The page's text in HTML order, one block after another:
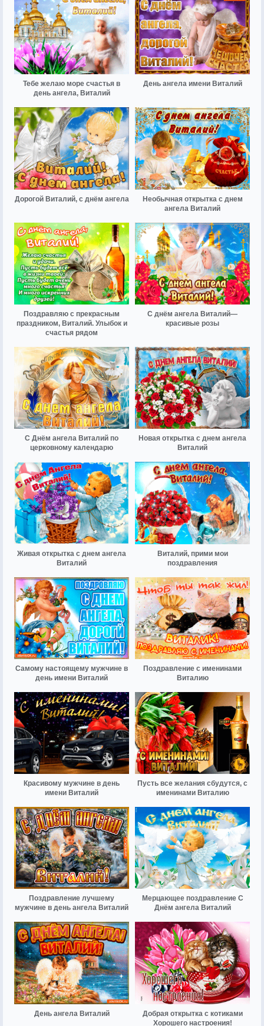
Тебе желаю море счастья в
день ангела, Виталий
День ангела имени Виталий
Дорогой Виталий, с днём ангела
Необычная открытка с днем
ангела Виталий
Поздравляю с прекрасным
праздником, Виталий. Улыбок и
счастья рядом
С днём ангела Виталий—
красивые розы
С Днём ангела Виталий по
церковному календарю
Новая открытка с днем ангела
Виталий
Живая открытка с днем ангела
Виталий
Виталий, прими мои
поздравления
Самому настоящему мужчине в
день имени Виталий
Поздравление с именинами
Виталию
Красивому мужчине в день
имени Виталий
Пусть все желания сбудутся, с
именинами Виталию
Поздравление лучшему
мужчине в день ангела Виталий
Мерцающее поздравление С
Днём ангела Виталий
День ангела Виталий
Добрая открытка с котиками
Хорошего настроения!